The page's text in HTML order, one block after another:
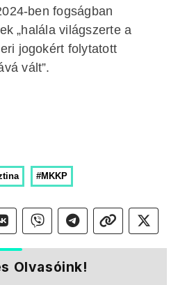
ben fogságban
„halála világszerte a
jogokért folytatott
vált”.
#MKKP
Olvasóink!